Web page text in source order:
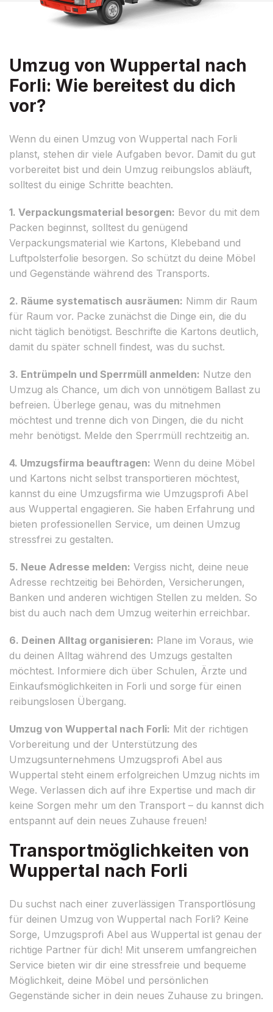
Umzug von Wuppertal nach
Forli: Wie bereitest du dich
vor?
Wenn du einen Umzug von Wuppertal nach Forli
planst, stehen dir viele Aufgaben bevor. Damit du gut
vorbereitet bist und dein Umzug reibungslos abläuft,
solltest du einige Schritte beachten.
1. Verpackungsmaterial besorgen: Bevor du mit dem
Packen beginnst, solltest du genügend
Verpackungsmaterial wie Kartons, Klebeband und
Luftpolsterfolie besorgen. So schützt du deine Möbel
und Gegenstände während des Transports.
2. Räume systematisch ausräumen: Nimm dir Raum
für Raum vor. Packe zunächst die Dinge ein, die du
nicht täglich benötigst. Beschrifte die Kartons deutlich,
damit du später schnell findest, was du suchst.
3. Entrümpeln und Sperrmüll anmelden: Nutze den
Umzug als Chance, um dich von unnötigem Ballast zu
befreien. Überlege genau, was du mitnehmen
möchtest und trenne dich von Dingen, die du nicht
mehr benötigst. Melde den Sperrmüll rechtzeitig an.
4. Umzugsfirma beauftragen: Wenn du deine Möbel
und Kartons nicht selbst transportieren möchtest,
kannst du eine Umzugsfirma wie Umzugsprofi Abel
aus Wuppertal engagieren. Sie haben Erfahrung und
bieten professionellen Service, um deinen Umzug
stressfrei zu gestalten.
5. Neue Adresse melden: Vergiss nicht, deine neue
Adresse rechtzeitig bei Behörden, Versicherungen,
Banken und anderen wichtigen Stellen zu melden. So
bist du auch nach dem Umzug weiterhin erreichbar.
6. Deinen Alltag organisieren: Plane im Voraus, wie
du deinen Alltag während des Umzugs gestalten
möchtest. Informiere dich über Schulen, Ärzte und
Einkaufsmöglichkeiten in Forli und sorge für einen
reibungslosen Übergang.
Umzug von Wuppertal nach Forli: Mit der richtigen
Vorbereitung und der Unterstützung des
Umzugsunternehmens Umzugsprofi Abel aus
Wuppertal steht einem erfolgreichen Umzug nichts im
Wege. Verlassen dich auf ihre Expertise und mach dir
keine Sorgen mehr um den Transport – du kannst dich
entspannt auf dein neues Zuhause freuen!
Transportmöglichkeiten von
Wuppertal nach Forli
Du suchst nach einer zuverlässigen Transportlösung
für deinen Umzug von Wuppertal nach Forli? Keine
Sorge, Umzugsprofi Abel aus Wuppertal ist genau der
richtige Partner für dich! Mit unserem umfangreichen
Service bieten wir dir eine stressfreie und bequeme
Möglichkeit, deine Möbel und persönlichen
Gegenstände sicher in dein neues Zuhause zu bringen.